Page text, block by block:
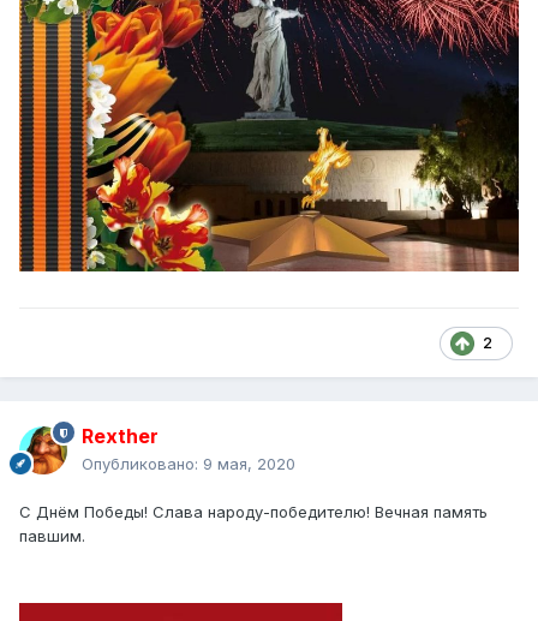
2
Rexther
Опубликовано: 9 мая, 2020
С Днём Победы! Слава народу-победителю! Вечная память
павшим.